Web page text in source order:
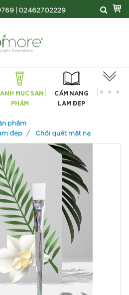
|02462702229
MỤC SẢN
PHẨM
CẨM NANG
LÀM ĐẸP
phẩm
đẹp Chổi quết mặt nạ